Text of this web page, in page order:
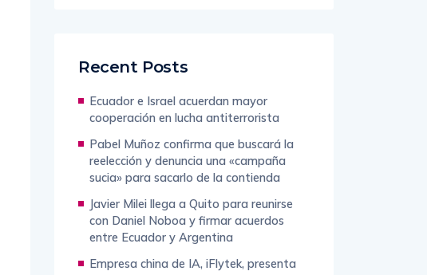
Recent Posts
cooperación en lucha antiterrorista
Pabel Muñoz confirma que buscará la
sucia» para sacarlo de la contienda
Javier Milei llega a Quito para reunirse
con Daniel Noboa y firmar acuerdos
entre Ecuador y Argentina